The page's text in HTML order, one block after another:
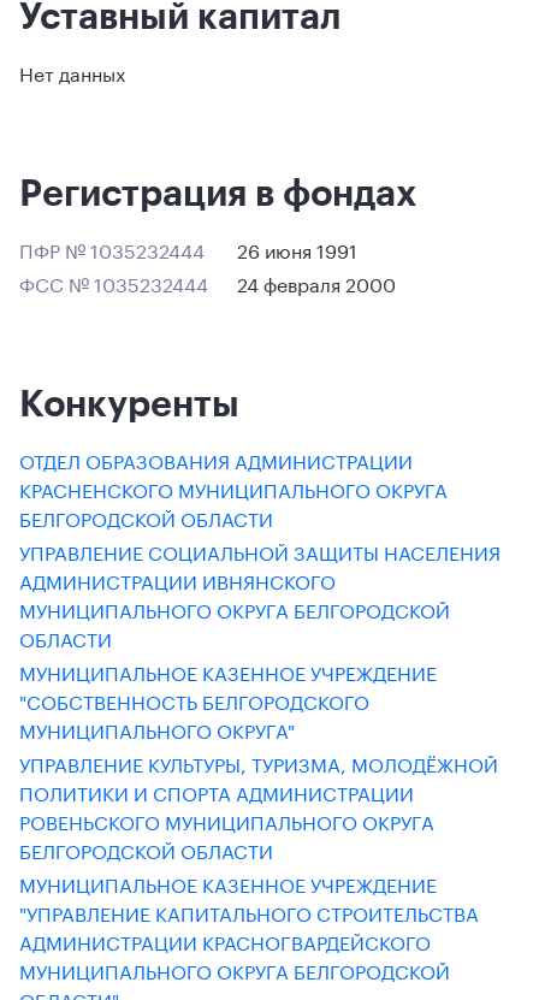
Уставный капитал
Нет данных
Регистрация в фондах
ПФР № 1035232444
26 июня 1991
ФСС № 1035232444
24 февраля 2000
Конкуренты
ОТДЕЛ ОБРАЗОВАНИЯ АДМИНИСТРАЦИИ
КРАСНЕНСКОГО МУНИЦИПАЛЬНОГО ОКРУГА
БЕЛГОРОДСКОЙ ОБЛАСТИ
УПРАВЛЕНИЕ СОЦИАЛЬНОЙ ЗАЩИТЫ НАСЕЛЕНИЯ
АДМИНИСТРАЦИИ ИВНЯНСКОГО
МУНИЦИПАЛЬНОГО ОКРУГА БЕЛГОРОДСКОЙ
ОБЛАСТИ
МУНИЦИПАЛЬНОЕ КАЗЕННОЕ УЧРЕЖДЕНИЕ
"СОБСТВЕННОСТЬ БЕЛГОРОДСКОГО
МУНИЦИПАЛЬНОГО ОКРУГА"
УПРАВЛЕНИЕ КУЛЬТУРЫ, ТУРИЗМА, МОЛОДЁЖНОЙ
ПОЛИТИКИ И СПОРТА АДМИНИСТРАЦИИ
РОВЕНЬСКОГО МУНИЦИПАЛЬНОГО ОКРУГА
БЕЛГОРОДСКОЙ ОБЛАСТИ
МУНИЦИПАЛЬНОЕ КАЗЕННОЕ УЧРЕЖДЕНИЕ
"УПРАВЛЕНИЕ КАПИТАЛЬНОГО СТРОИТЕЛЬСТВА
АДМИНИСТРАЦИИ КРАСНОГВАРДЕЙСКОГО
МУНИЦИПАЛЬНОГО ОКРУГА БЕЛГОРОДСКОЙ